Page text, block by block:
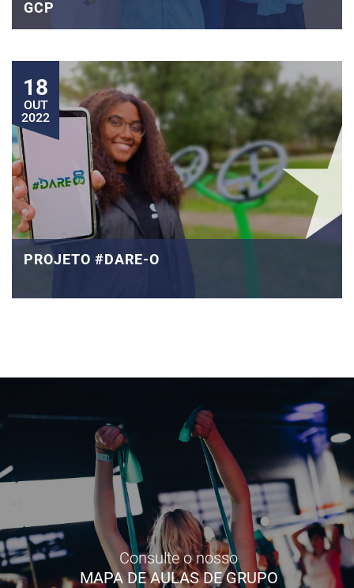
GCP
18
OUT
2022
PROJETO #DARE-O
Consulte o nosso
MAPA DE AULAS DE GRUPO